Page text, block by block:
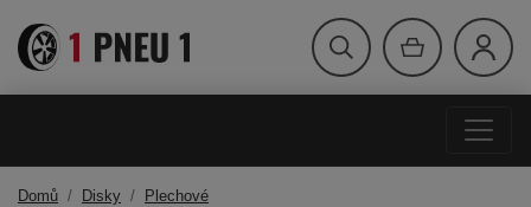
Domů Disky
Plechové